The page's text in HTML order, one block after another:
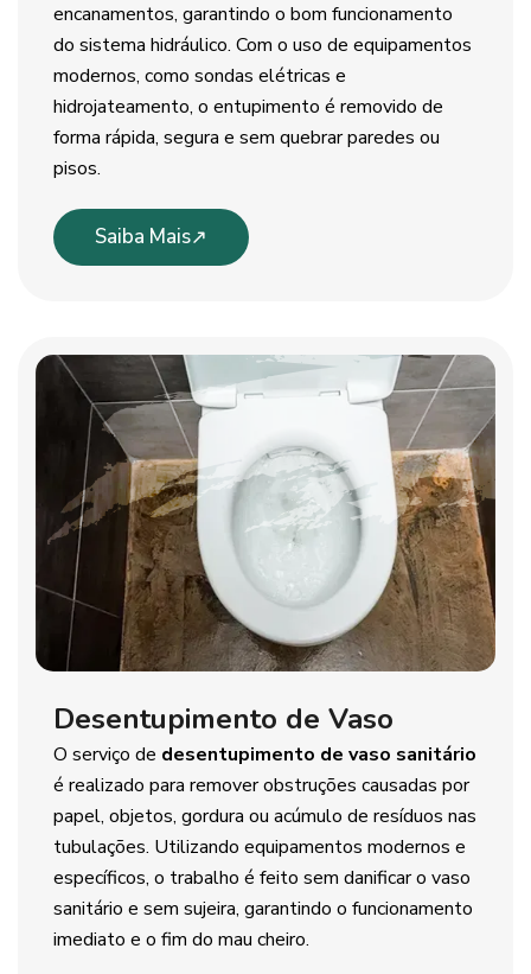
encanamentos, garantindo o bom funcionamento
do sistema hidráulico. Com o uso de equipamentos
modernos, como sondas elétricas e
hidrojateamento, o entupimento é removido de
forma rápida, segura e sem quebrar paredes ou
pisos.
Saiba Mais
Desentupimento de Vaso
O serviço de desentupimento de vaso sanitário
é realizado para remover obstruções causadas por
papel, objetos, gordura ou acúmulo de resíduos nas
tubulações. Utilizando equipamentos modernos e
específicos, o trabalho é feito sem danificar o vaso
sanitário e sem sujeira, garantindo o funcionamento
imediato e o fim do mau cheiro.